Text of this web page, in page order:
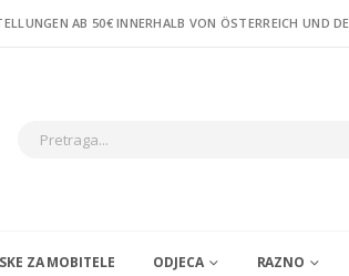
AB 50€ INNERHALB VON ÖSTERREICH UND
ZA MOBITELE ODJECA RAZNO